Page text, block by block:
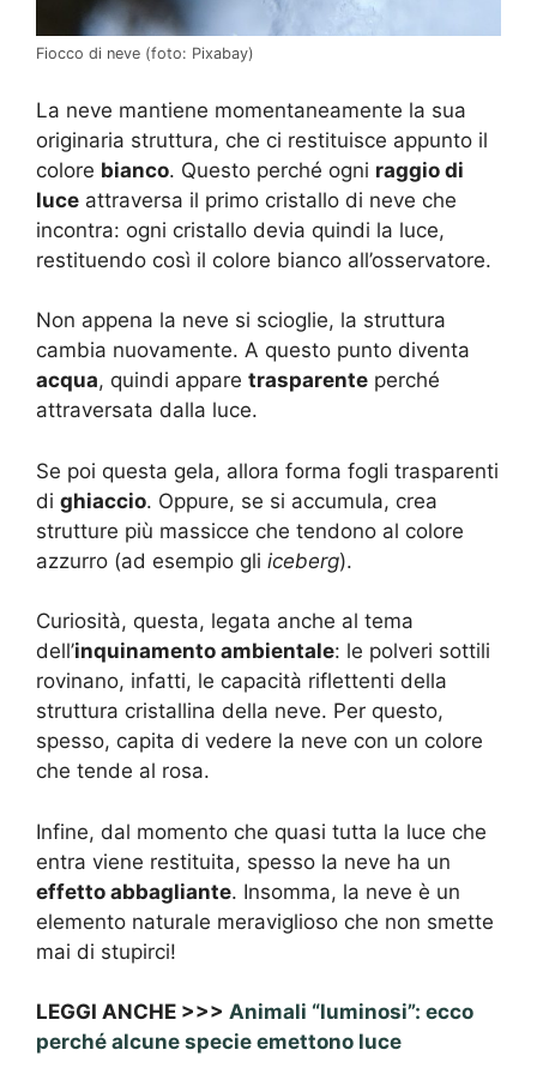
Fiocco di neve (foto: Pixabay)
La neve mantiene momentaneamente la sua
originaria struttura, che ci restituisce appunto il
colore bianco. Questo perché ogni raggio di
luce attraversa il primo cristallo di neve che
incontra: ogni cristallo devia quindi la luce,
restituendo così il colore bianco all’osservatore.
Non appena la neve si scioglie, la struttura
cambia nuovamente. A questo punto diventa
acqua, quindi appare trasparente perché
attraversata dalla luce.
Se poi questa gela, allora forma fogli trasparenti
di ghiaccio. Oppure, se si accumula, crea
strutture più massicce che tendono al colore
azzurro (ad esempio gli iceberg).
Curiosità, questa, legata anche al tema
dell’inquinamento ambientale: le polveri sottili
rovinano, infatti, le capacità riflettenti della
struttura cristallina della neve. Per questo,
spesso, capita di vedere la neve con un colore
che tende al rosa.
Infine, dal momento che quasi tutta la luce che
entra viene restituita, spesso la neve ha un
effetto abbagliante. Insomma, la neve è un
elemento naturale meraviglioso che non smette
mai di stupirci!
LEGGI ANCHE >>> Animali “luminosi”: ecco
perché alcune specie emettono luce